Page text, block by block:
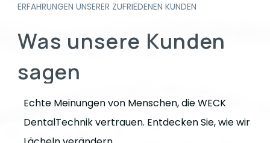
ERFAHRUNGEN UNSERER ZUFRIEDENEN KUNDEN
Was unsere Kunden
sagen
Echte Meinungen von Menschen, die WECK
DentalTechnik vertrauen. Entdecken Sie, wie wir